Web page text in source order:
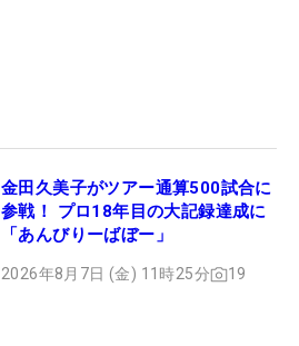
金田久美子がツアー通算500試合に
参戦！ プロ18年目の大記録達成に
「あんびりーばぼー」
2026年8月7日 (金) 11時25分 19